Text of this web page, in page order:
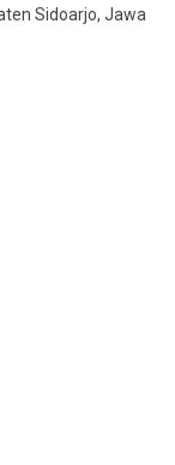
Sidoarjo, Jawa